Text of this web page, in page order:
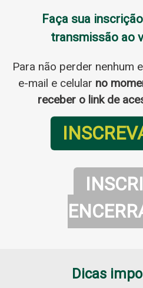
Faça sua
transmissão ao
Para não perder nenhum
e-mail e celular no
receber o link de
Dicas